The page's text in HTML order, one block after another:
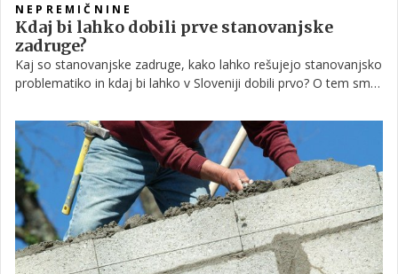
NEPREMIČNINE
Kdaj bi lahko dobili prve stanovanjske
zadruge?
Kaj so stanovanjske zadruge, kako lahko rešujejo stanovanjsko
problematiko in kdaj bi lahko v Sloveniji dobili prvo? O tem smo
prostora ter stanovanjske zadruge Zadrugator.